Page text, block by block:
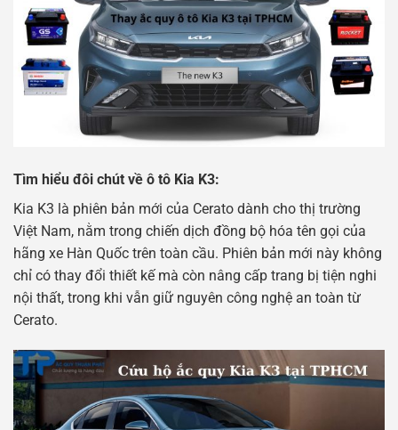
Tìm hiểu đôi chút về ô tô Kia K3:
Kia K3 là phiên bản mới của Cerato dành cho thị trường
Việt Nam, nằm trong chiến dịch đồng bộ hóa tên gọi của
hãng xe Hàn Quốc trên toàn cầu. Phiên bản mới này không
chỉ có thay đổi thiết kế mà còn nâng cấp trang bị tiện nghi
nội thất, trong khi vẫn giữ nguyên công nghệ an toàn từ
Cerato.